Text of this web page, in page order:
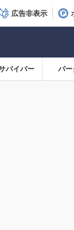
広告非表示
バイバー パー